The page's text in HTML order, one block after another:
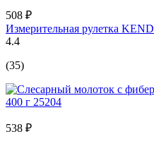
508 ₽
Измерительная рулетка
4.4
(35)
538 ₽